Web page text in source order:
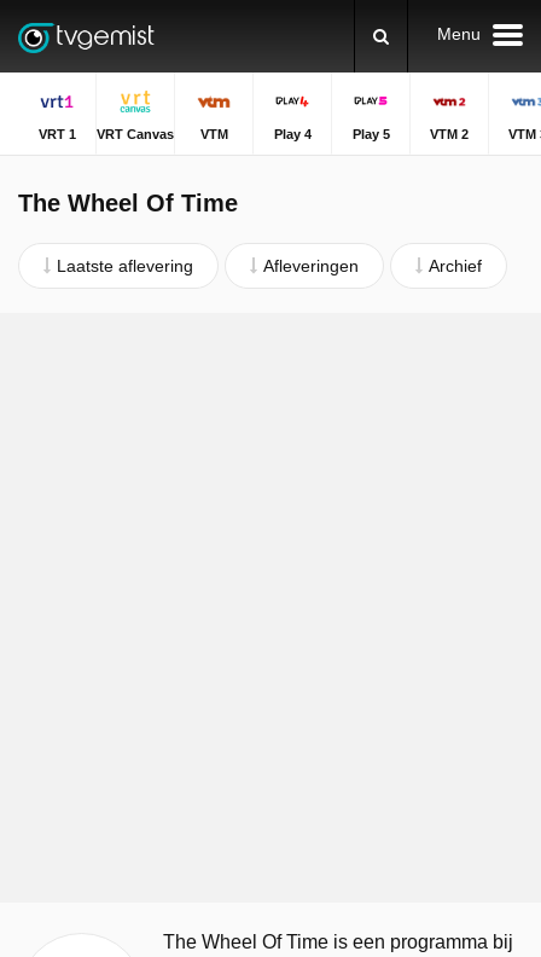
Menu
VRT 1 VRT Canvas VTM Play 4 Play 5 VTM 2 VTM
The Wheel Of Time
Laatste aflevering Afleveringen Archief
The Wheel Of Time is een programma bij